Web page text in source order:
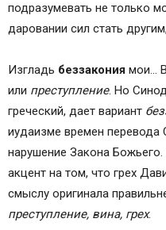
подразумевать не только
даровании сил стать
Изгладь беззакония мои…
или преступление. Но
греческий, дает вариант
иудаизме времен перевода
нарушение Закона
акцент на том, что грех
смыслу оригинала
преступление, вина, грех.